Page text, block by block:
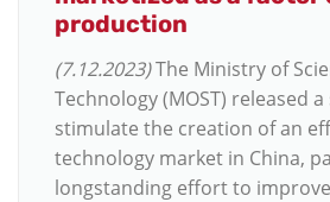
production
(7.12.2023)The Ministry of
Technology (MOST) released
stimulate the creation of an
technology market in China,
longstanding effort to